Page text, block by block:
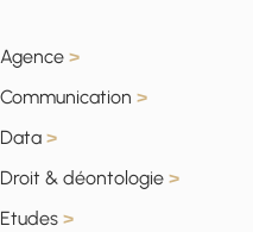
Agence >
Communication >
Data >
Droit & déontologie >
Etudes >